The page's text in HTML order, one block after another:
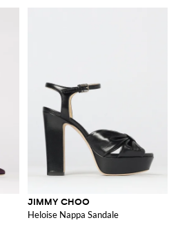
JIMMY CHOO
Heloise Nappa Sandale